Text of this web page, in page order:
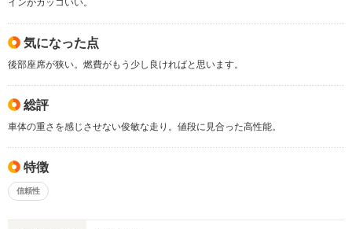
インがカッコいい。
気になった点
後部座席が狭い。燃費がもう少し良ければと思います。
総評
車体の重さを感じさせない俊敏な走り。値段に見合った高性能。
特徴
信頼性